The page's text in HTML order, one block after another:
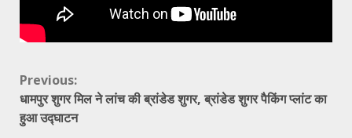
Continue
Reading
Previous:
धामपुर शुगर मिल ने लांच की ब्रांडेड शुगर, ब्रांडेड शुगर पैकिंग प्लांट का
हुआ उद्घाटन